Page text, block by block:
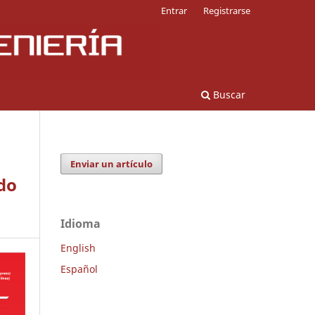
Buscar
Entrar Registrarse
Enviar un artículo
Idioma
English
Español